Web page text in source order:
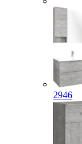
2946